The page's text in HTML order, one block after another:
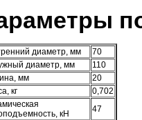
диаметр, мм
70
диаметр, мм
110
мм
20
кг
0,702
кН
47